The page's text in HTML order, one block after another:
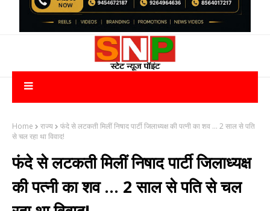
Home राज्य
फंदे से लटकती मिलीं निषाद पार्टी जिलाध्यक्ष की पत्नी का शव ... 2 साल से पति
से चल रहा था विवाद!
फंदे से लटकती मिलीं निषाद पार्टी जिलाध्यक्ष
की पत्नी का शव ... 2 साल से पति से चल